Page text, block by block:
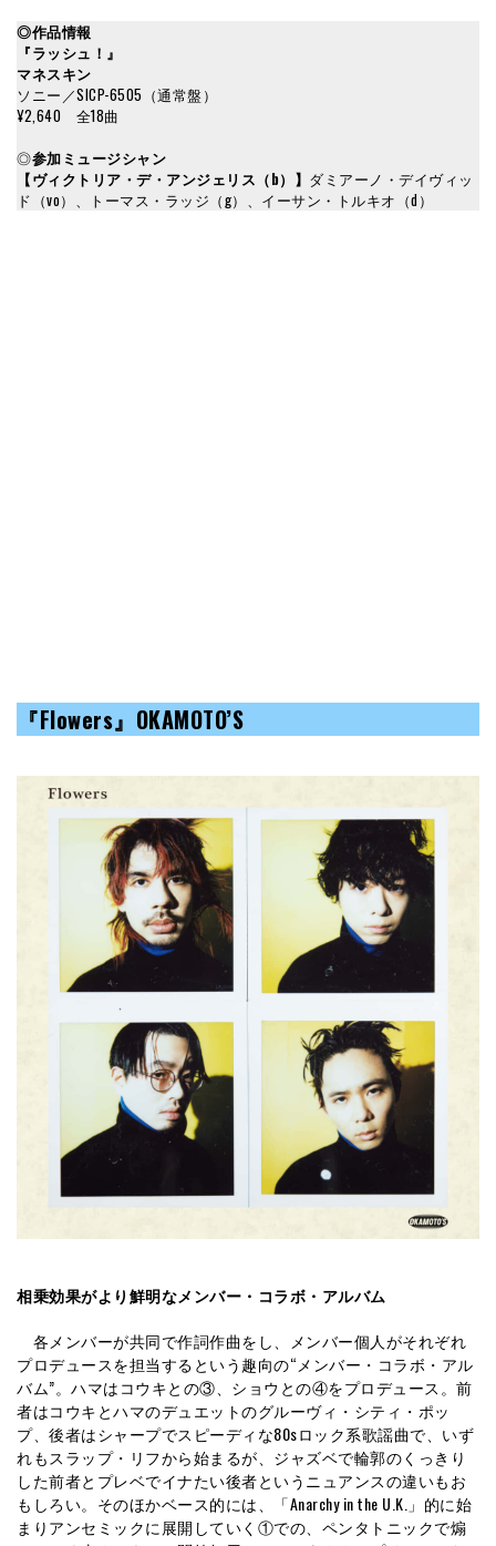
◎作品情報
『ラッシュ！』
マネスキン
ソニー／SICP-6505（通常盤）
¥2,640 全18曲
◎参加ミュージシャン
【ヴィクトリア・デ・アンジェリス（b）】 ダミアーノ・デイヴィッ
ド（vo）、トーマス・ラッジ（g）、イーサン・トルキオ（d）
『Flowers』OKAMOTO’S
相乗効果がより鮮明なメンバー・コラボ・アルバム
各メンバーが共同で作詞作曲をし、メンバー個人がそれぞれ
プロデュースを担当するという趣向の“メンバー・コラボ・アル
バム”。ハマはコウキとの③、ショウとの④をプロデュース。前
者はコウキとハマのデュエットのグルーヴィ・シティ・ポッ
プ、後者はシャープでスピーディな80sロック系歌謡曲で、いず
れもスラップ・リフから始まるが、ジャズベで輪郭のくっきり
した前者とプレベでイナたい後者というニュアンスの違いもお
もしろい。そのほかベース的には、「Anarchy in the U.K.」的に始
まりアンセミックに展開していく①での、ペンタトニックで煽